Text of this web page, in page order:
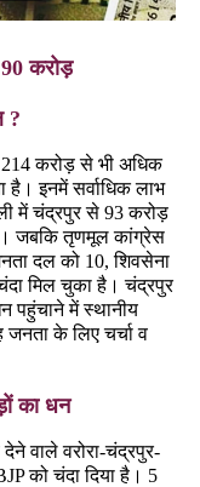
करोड़
?
214 करोड़ से भी अधिक
है। इनमें सर्वाधिक लाभ
में चंद्रपुर से 93 करोड़
जबकि तृणमूल कांग्रेस
दल को 10, शिवसेना
मिल चुका है। चंद्रपुर
पहुंचाने में स्थानीय
के लिए चर्चा व
का धन
वाले वरोरा-चंद्रपुर-
को चंदा दिया है। 5